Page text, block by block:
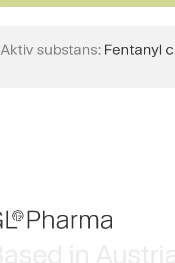
Aktiv substans: Fentanyl